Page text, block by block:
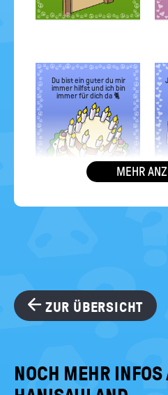
Du bist ein guter du mir
immer hilfst und ich bin
immer für dich da 🐈
MEHR
ZUR ÜBERSICHT
NOCH MEHR INFOS